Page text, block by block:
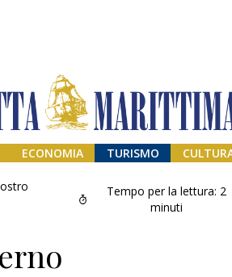
ECONOMIA TURISMO
Tempo per la lettura: 2
minuti